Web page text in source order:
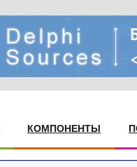
КОМПОНЕНТЫ